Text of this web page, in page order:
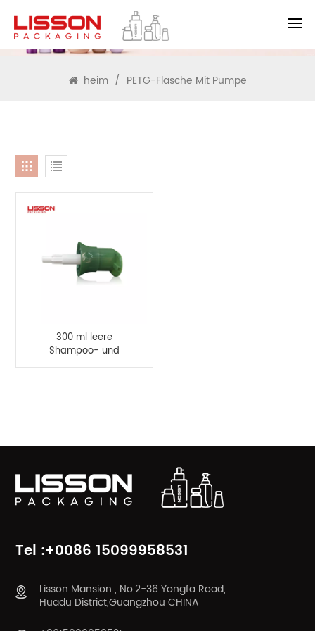
SUCHEN
heim / PETG-Flasche Mit Pumpe
300 ml leere
Shampoo- und
Spülungsflasche aus
Tel :+0086 15099958531
Lisson Mansion , No.2-36 Yongfa Road,
Huadu District,Guangzhou CHINA